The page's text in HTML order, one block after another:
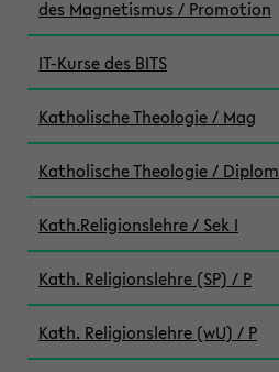
des Magnetismus / Promotion
IT-Kurse des BITS
Katholische Theologie / Mag
Katholische Theologie / Diplom
Kath.Religionslehre / Sek I
Kath. Religionslehre (SP) / P
Kath. Religionslehre (wU) / P